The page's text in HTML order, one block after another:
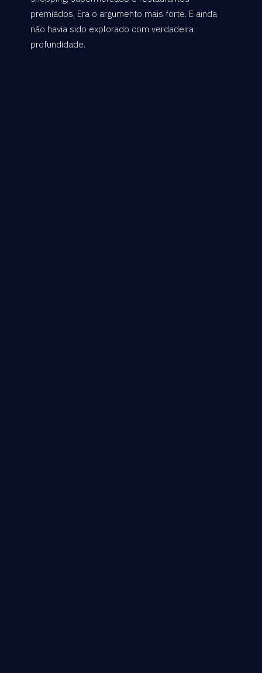
premiados. Era o argumento mais forte. E ainda
não havia sido explorado com verdadeira
profundidade.